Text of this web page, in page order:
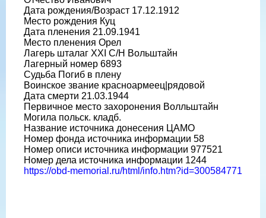
Дата рождения/Возраст 17.12.1912
Место рождения Куц
Дата пленения 21.09.1941
Место пленения Орел
Лагерь шталаг XXI C/H Вольштайн
Лагерный номер 6893
Судьба Погиб в плену
Воинское звание красноармеец|рядовой
Дата смерти 21.03.1944
Первичное место захоронения Волльштайн
Могила польск. кладб.
Название источника донесения ЦАМО
Номер фонда источника информации 58
Номер описи источника информации 977521
Номер дела источника информации 1244
https://obd-memorial.ru/html/info.htm?id=300584771